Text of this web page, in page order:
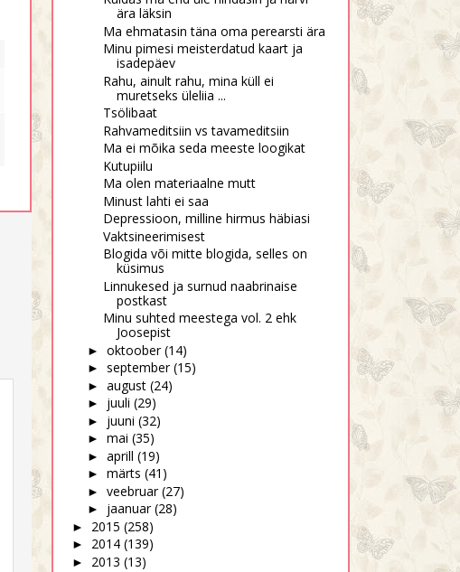
Andke abi!
Hea küsimus: kes koristab
pimeda ju...
ära läksin
Ma ehmatasin täna oma perearsti ära
Minu pimesi meisterdatud kaart ja
isadepäev
Rahu, ainult rahu, mina küll ei
muretseks üleliia ...
Tsölibaat
Rahvameditsiin vs tavameditsiin
Ma ei mõika seda meeste loogikat
Kutupiilu
Ma olen materiaalne mutt
Minust lahti ei saa
Depressioon, milline hirmus häbiasi
Vaktsineerimisest
Blogida või mitte blogida, selles on
küsimus
Linnukesed ja surnud naabrinaise
postkast
Minu suhted meestega vol. 2 ehk
Joosepist
► oktoober (14)
► september (15)
► august (24)
► juuli (29)
► juuni (32)
► mai (35)
► aprill (19)
► märts (41)
► veebruar (27)
► jaanuar (28)
► 2015 (258)
► 2014 (139)
► 2013 (13)